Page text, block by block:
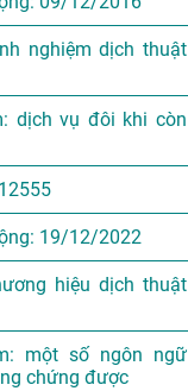
nghiệm dịch thuật
dịch vụ đôi khi còn
19/12/2022
hiệu dịch thuật
một số ngôn ngữ
chứng được